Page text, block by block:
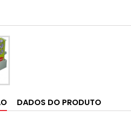
DADOS DO PRODUTO